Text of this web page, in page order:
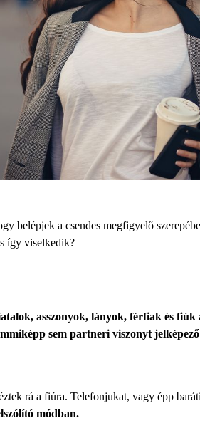
belépjek a csendes megfigyelő
így viselkedik?
asszonyok, lányok, férfiak és
sem partneri viszonyt
rá a fiúra. Telefonjukat, vagy épp
módban.